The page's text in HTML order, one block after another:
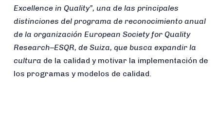
Excellence in Quality”, una de las principales
distinciones del programa de reconocimiento anual
de la organización European Society for Quality
Research–ESQR, de Suiza, que busca expandir la
cultura de la calidad y motivar la implementación de
los programas y modelos de calidad.